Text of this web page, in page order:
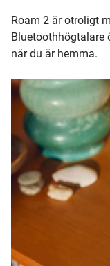
Roam 2 är otroligt
Bluetoothhögtalare
när du är hemma.